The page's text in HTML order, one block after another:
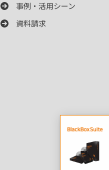
事例・活用シーン
資料請求